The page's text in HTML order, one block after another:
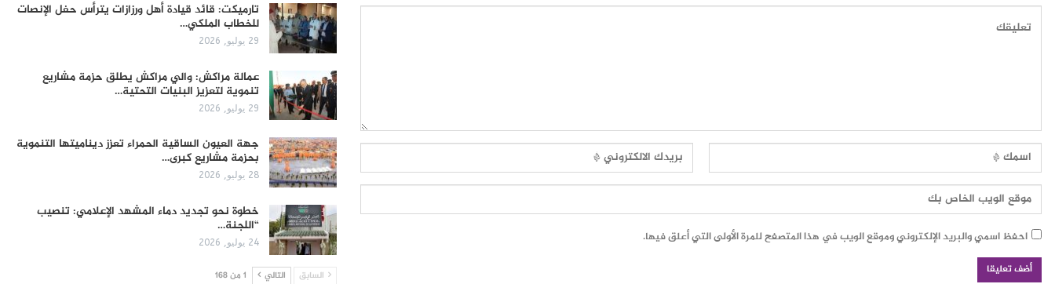
احفظ اسمي والبريد الإلكتروني وموقع الويب في هذا المتصفح للمرة الأولى التي أعلق فيها.
تارميكت: قائد قيادة أهل ورزازات يترأس حفل الإنصات
للخطاب الملكي…
29 يوليو, 2026
عمالة مراكش: والي مراكش يطلق حزمة مشاريع
تنموية لتعزيز البنيات التحتية…
29 يوليو, 2026
جهة العيون الساقية الحمراء تعزز ديناميتها التنموية
بحزمة مشاريع كبرى…
28 يوليو, 2026
​خطوة نحو تجديد دماء المشهد الإعلامي: تنصيب
“اللجنة…
24 يوليو, 2026
السابق التالي 1 من 168